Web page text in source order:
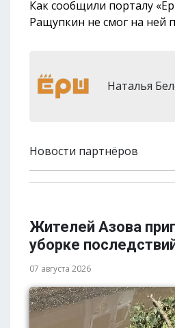
Как сообщили порталу
Ращупкин не смог на ней
Наталья
Новости партнёров
Жителей Азова
уборке
07 августа 2026